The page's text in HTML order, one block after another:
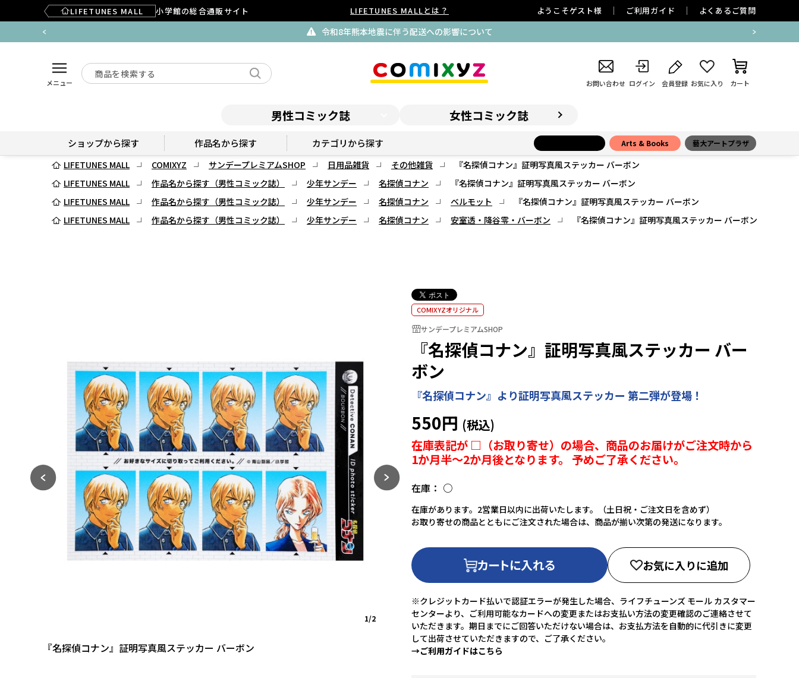
LIFETUNES MALL 小学館の総合通販サイト LIFETUNES MALLとは？ ようこそゲスト様 ご利用ガイド よくあるご質問
令和8年熊本地震に伴う配送への影響について
メニュー お問い合わせ ログイン 会員登録 お気に入り カート
男性コミック誌 女性コミック誌
ショップから探す 作品名から探す カテゴリから探す Arts & Books 藝大アートプラザ
LIFETUNES MALL COMIXYZ サンデープレミアムSHOP 日用品雑貨 その他雑貨
『名探偵コナン』証明写真風ステッカー バーボン
LIFETUNES MALL
作品名から探す（男性コミック誌） 少年サンデー 名探偵コナン
『名探偵コナン』証明写真風ステッカー バーボン
LIFETUNES MALL
作品名から探す（男性コミック誌） 少年サンデー 名探偵コナン ベルモット
『名探偵コナン』証明写真風ステッカー バーボン
LIFETUNES MALL
作品名から探す（男性コミック誌） 少年サンデー 名探偵コナン 安室透・降谷零・バーボン 『名探偵コナン』証明写真風ステッカー バーボン
サンデープレミアムSHOP
『名探偵コナン』証明写真風ステッカー バーボン
1/2
COMIXYZオリジナル
サンデープレミアムSHOP
『名探偵コナン』証明写真風ステッカー バー
ボン
『名探偵コナン』より証明写真風ステッカー 第二弾が登場！
550円
在庫表記が □（お取り寄せ）の場合、商品のお届けがご注文時から
1か月半～2か月後となります。 予めご了承ください。
在庫： ○
在庫があります。2営業日以内に出荷いたします。（土日祝・ご注文日を含めず）
お取り寄せの商品とともにご注文された場合は、商品が揃い次第の発送になります。
カートに入れる お気に入りに追加
※クレジットカード払いで認証エラーが発生した場合、ライフチューンズ モール カスタマー
センターより、ご利用可能なカードへの変更またはお支払い方法の変更確認のご連絡させて
いただきます。期日までにご回答いただけない場合は、お支払方法を自動的に代引きに変更
して出荷させていただきますので、ご了承ください。
→ご利用ガイドはこちら